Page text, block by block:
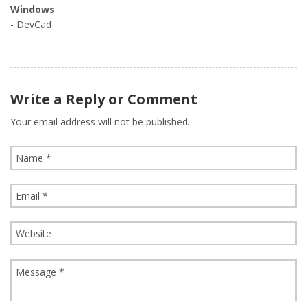
Windows
- DevCad
Write a Reply or Comment
Your email address will not be published.